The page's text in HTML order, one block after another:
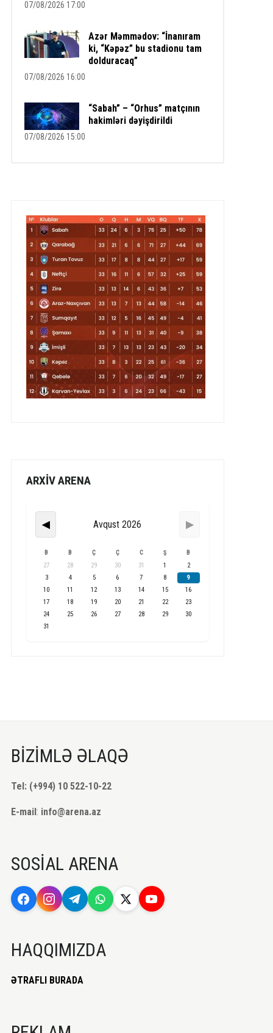
07/08/2026 17:00
Azər Məmmədov: “İnanıram
ki, “Kəpəz” bu stadionu tam
dolduracaq”
07/08/2026 16:00
“Sabah” – “Orhus” matçının
hakimləri dəyişdirildi
07/08/2026 15:00
ARXİV ARENA
◀ Avqust 2026 ▶
B B Ç Ç C Ş B
27 28 29 30 31 1
2
3
4 5 6 7 8
9
10
11 12 13 14 15
16
17
18 19 20 21 22
23
24
25 26 27 28 29
30
31
BİZİMLƏ ƏLAQƏ
Tel: (+994) 10 522-10-22
E-mail: info@arena.az
SOSİAL ARENA
HAQQIMIZDA
ƏTRAFLI BURADA